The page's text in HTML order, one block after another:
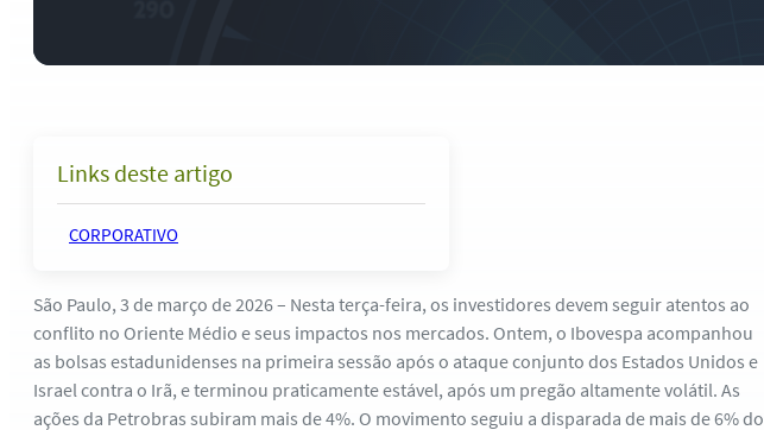
Links deste artigo
CORPORATIVO
São Paulo, 3 de março de 2026 – Nesta terça-feira, os investidores devem seguir atentos ao
conflito no Oriente Médio e seus impactos nos mercados. Ontem, o Ibovespa acompanhou
as bolsas estadunidenses na primeira sessão após o ataque conjunto dos Estados Unidos e
Israel contra o Irã, e terminou praticamente estável, após um pregão altamente volátil. As
ações da Petrobras subiram mais de 4%. O movimento seguiu a disparada de mais de 6% do